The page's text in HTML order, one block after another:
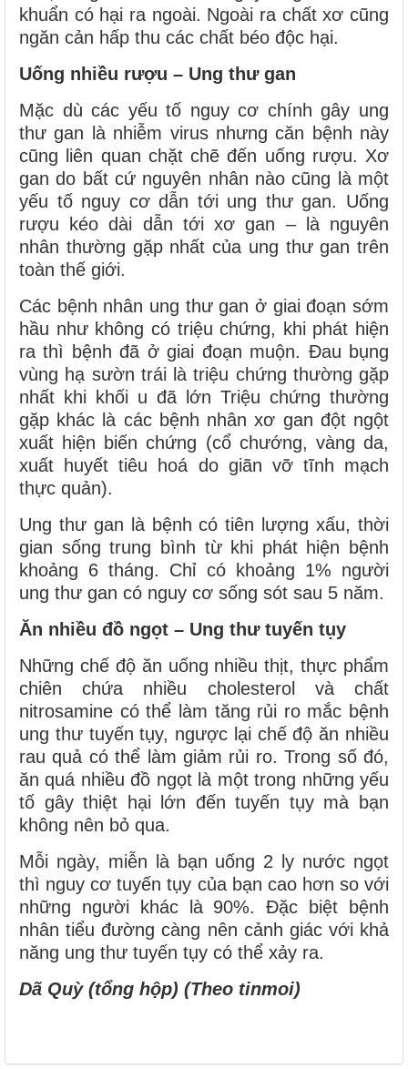
khuẩn có hại ra ngoài. Ngoài ra chất xơ cũng
ngăn cản hấp thu các chất béo độc hại.
Uống nhiều rượu – Ung thư gan
Mặc dù các yếu tố nguy cơ chính gây ung
thư gan là nhiễm virus nhưng căn bệnh này
cũng liên quan chặt chẽ đến uống rượu. Xơ
gan do bất cứ nguyên nhân nào cũng là một
yếu tố nguy cơ dẫn tới ung thư gan. Uống
rượu kéo dài dẫn tới xơ gan – là nguyên
nhân thường gặp nhất của ung thư gan trên
toàn thế giới.
Các bệnh nhân ung thư gan ở giai đoạn sớm
hầu như không có triệu chứng, khi phát hiện
ra thì bệnh đã ở giai đoạn muộn. Đau bụng
vùng hạ sườn trái là triệu chứng thường gặp
nhất khi khối u đã lớn Triệu chứng thường
gặp khác là các bệnh nhân xơ gan đột ngột
xuất hiện biến chứng (cổ chướng, vàng da,
xuất huyết tiêu hoá do giãn vỡ tĩnh mạch
thực quản).
Ung thư gan là bệnh có tiên lượng xấu, thời
gian sống trung bình từ khi phát hiện bệnh
khoảng 6 tháng. Chỉ có khoảng 1% người
ung thư gan có nguy cơ sống sót sau 5 năm.
Ăn nhiều đồ ngọt – Ung thư tuyến tụy
Những chế độ ăn uống nhiều thịt, thực phẩm
chiên chứa nhiều cholesterol và chất
nitrosamine có thể làm tăng rủi ro mắc bệnh
ung thư tuyến tụy, ngược lại chế độ ăn nhiều
rau quả có thể làm giảm rủi ro. Trong số đó,
ăn quá nhiều đồ ngọt là một trong những yếu
tố gây thiệt hại lớn đến tuyến tụy mà bạn
không nên bỏ qua.
Mỗi ngày, miễn là bạn uống 2 ly nước ngọt
thì nguy cơ tuyến tụy của bạn cao hơn so với
những người khác là 90%. Đặc biệt bệnh
nhân tiểu đường càng nên cảnh giác với khả
năng ung thư tuyến tụy có thể xảy ra.
Dã Quỳ (tổng hộp) (Theo tinmoi)